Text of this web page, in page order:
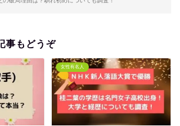
事もどうぞ
女性有名人